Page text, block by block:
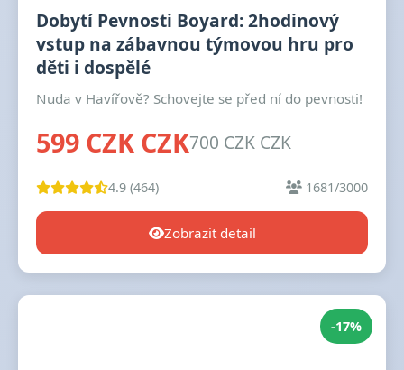
Dobytí Pevnosti Boyard: 2hodinový
vstup na zábavnou týmovou hru pro
děti i dospělé
Nuda v Havířově? Schovejte se před ní do pevnosti!
599 CZK CZK700 CZK CZK
4.9 (464) 1681/3000
Zobrazit detail
-17%